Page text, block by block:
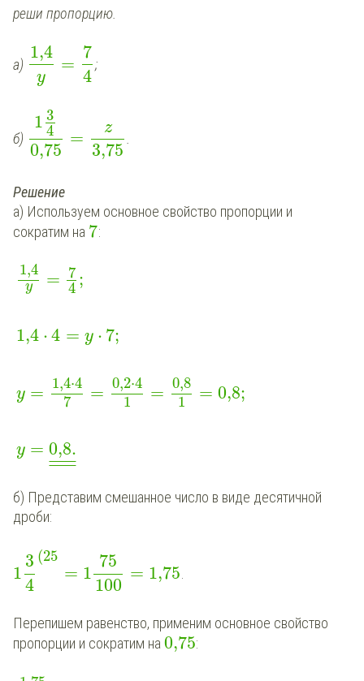
реши пропорцию.
а)
1,4
y
=
7
4
;
б)
1 3
4
0,75
=
z
3,75
.
Решение
а) Используем основное свойство пропорции и
сократим на 7:
1,4
y = 7
4 ;
1,4 ⋅ 4 = y ⋅ 7;
y = 1,4⋅4
7
= 0,2⋅4
1
= 0,8
1
= 0,8;
y = 0,8.
¯ ¯
¯¯¯
¯ ¯
¯¯¯
б) Представим смешанное число в виде десятичной
дроби:
1
3
4
(25
= 1
75
100
= 1,75
Перепишем равенство, применим основное свойство
пропорции и сократим на 0,75: